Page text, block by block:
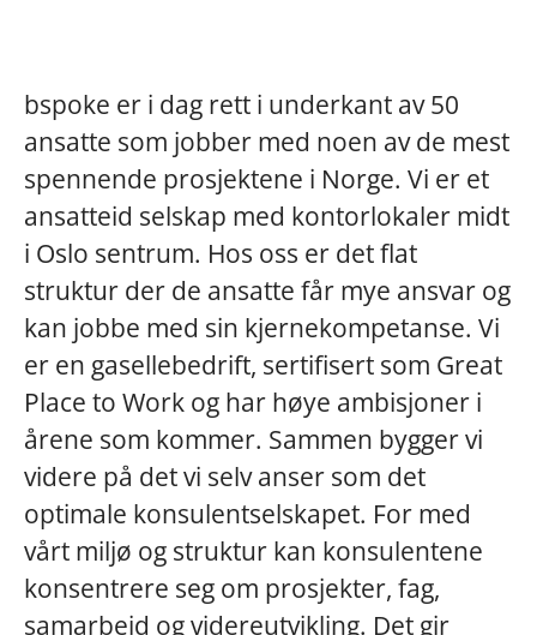
bspoke er i dag rett i underkant av 50
ansatte som jobber med noen av de mest
spennende prosjektene i Norge. Vi er et
ansatteid selskap med kontorlokaler midt
i Oslo sentrum. Hos oss er det flat
struktur der de ansatte får mye ansvar og
kan jobbe med sin kjernekompetanse. Vi
er en gasellebedrift, sertifisert som Great
Place to Work og har høye ambisjoner i
årene som kommer. Sammen bygger vi
videre på det vi selv anser som det
optimale konsulentselskapet. For med
vårt miljø og struktur kan konsulentene
konsentrere seg om prosjekter, fag,
samarbeid og videreutvikling. Det gir